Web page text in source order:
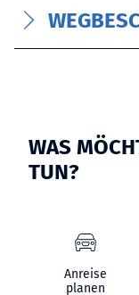
WAS
TUN?
Anreise
planen